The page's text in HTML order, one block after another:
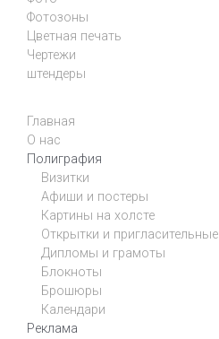
Фотозоны
Цветная печать
Чертежи
штендеры
Главная
О нас
Полиграфия
Визитки
Афиши и постеры
Картины на холсте
Открытки и пригласительные
Дипломы и грамоты
Блокноты
Брошюры
Календари
Реклама